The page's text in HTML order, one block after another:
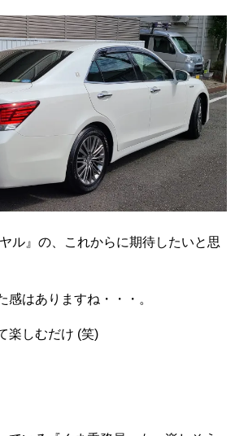
ル』の、これからに期待したいと思
感はありますね・・・。
楽しむだけ (笑)